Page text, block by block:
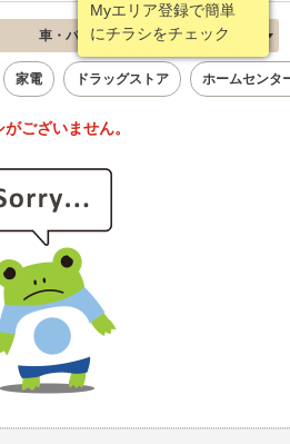
Myエリア登録で簡単
にチラシをチェック
車・バイク 新着順
家電 ドラッグストア ホームセンタ
ございません。